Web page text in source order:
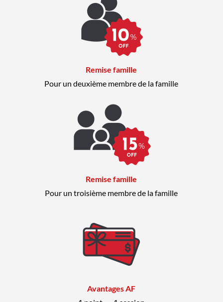
Remise famille
Pour un deuxième membre de la famille
Remise famille
Pour un troisième membre de la famille
Avantages AF